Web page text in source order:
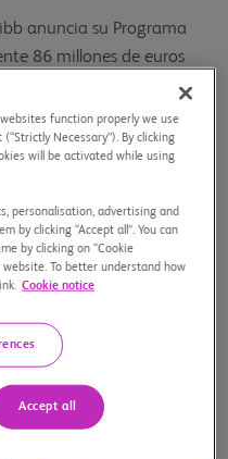
anuncia su Programa
86 millones de euros
function properly we use
Necessary”). By clicking
will be activated while using
personalisation, advertising and
by clicking “Accept all”. You can
by clicking on “Cookie
To better understand how
Cookie notice
Accept all